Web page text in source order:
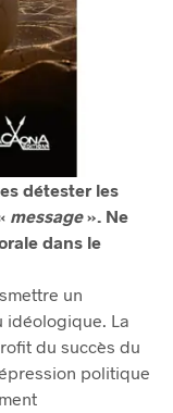
détester les
message». Ne
dans le
un
idéologique. La
du succès du
politique